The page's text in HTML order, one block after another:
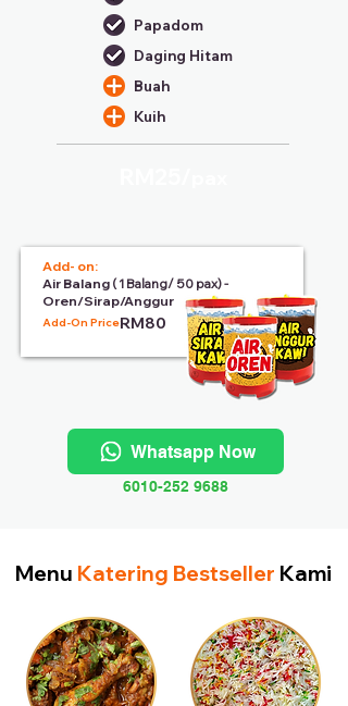
Papadom
Daging Hitam
Buah
Kuih
Add- on:
Air Balang ( 1 Balang/ 50 pax) -
Oren/Sirap/Anggur
Add-On Price:RM80
Whatsapp Now
6010-252 9688
Menu Katering Bestseller Kami